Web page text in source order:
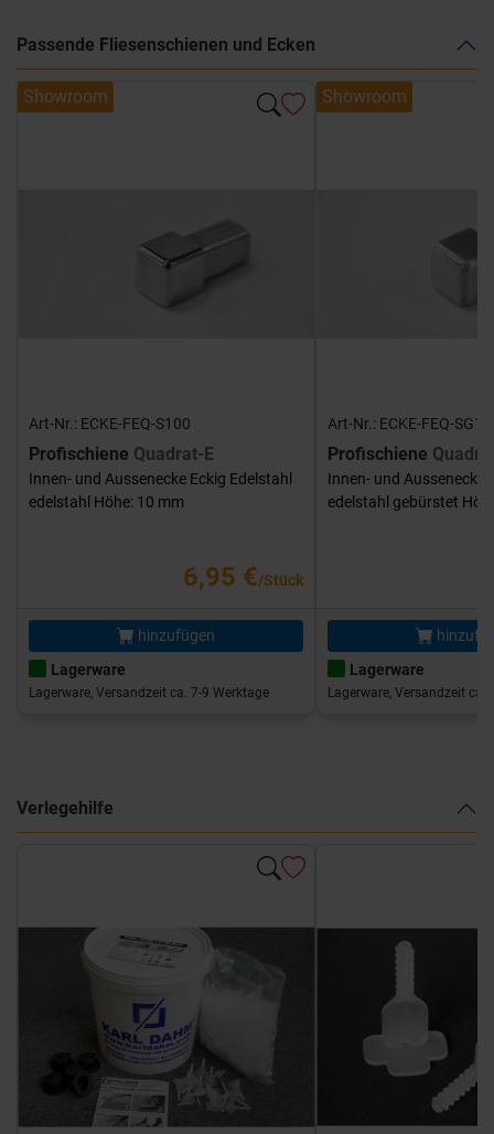
Passende Fliesenschienen und Ecken
Showroom
Art-Nr.: ECKE-FEQ-S100
Profischiene Quadrat-E
Innen- und Aussenecke Eckig Edelstahl
edelstahl Höhe: 10 mm
6,95 €/Stück
hinzufügen
Lagerware
Lagerware, Versandzeit ca. 7-9 Werktage
Showroom
Art-Nr.: ECKE-FEQ-
Profischiene
Innen- und Aussenecke
edelstahl gebürstet
Lagerware
Lagerware, Versandzeit ca.
Verlegehilfe